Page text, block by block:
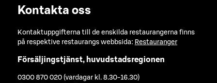
Kontakta oss
Kontaktuppgifterna till de enskilda restaurangerna finns
på respektive restaurangs webbsida: Restauranger
Försäljingstjänst, huvudstadsregionen
0300 870 020 (vardagar kl. 8.30-16.30)